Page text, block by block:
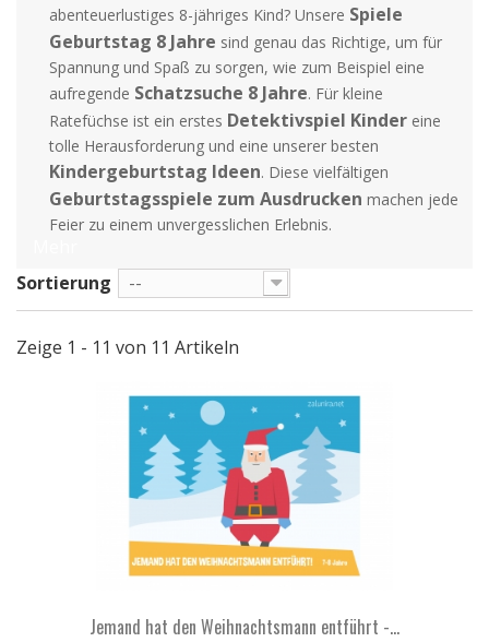
abenteuerlustiges 8-jähriges Kind? Unsere Spiele
Geburtstag 8 Jahre sind genau das Richtige, um für
Spannung und Spaß zu sorgen, wie zum Beispiel eine
aufregende Schatzsuche 8 Jahre. Für kleine
Ratefüchse ist ein erstes Detektivspiel Kinder eine
tolle Herausforderung und eine unserer besten
Kindergeburtstag Ideen. Diese vielfältigen
Geburtstagsspiele zum Ausdrucken machen jede
Feier zu einem unvergesslichen Erlebnis.
Sortierung
--
Zeige 1 - 11 von 11 Artikeln
Jemand hat den Weihnachtsmann entführt -...